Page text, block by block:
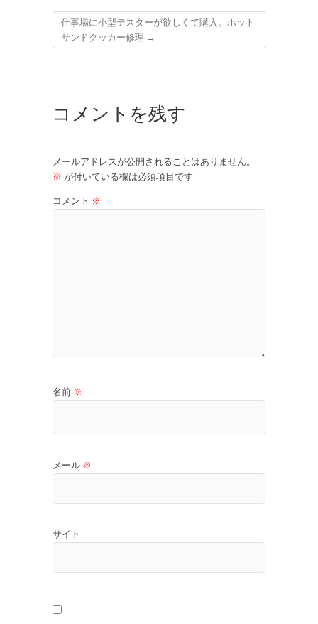
仕事場に小型テスターが欲しくて購入。ホット
サンドクッカー修理 →
コメントを残す
メールアドレスが公開されることはありません。
※ が付いている欄は必須項目です
コメント ※
名前 ※
メール ※
サイト